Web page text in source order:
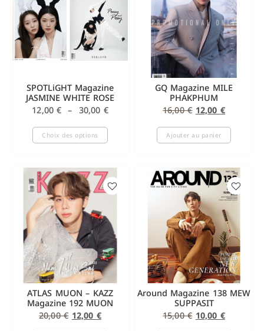
SPOTLiGHT Magazine
JASMINE WHITE ROSE
12,00€ – 30,00 €
Choix des options
GQ Magazine MILE
PHAKPHUM
16,00€ 12,00 €
Ajouter au panier
ATLAS MUON – KAZZ
Magazine 192 MUON
20,00€ 12,00 €
Around Magazine 138 MEW
SUPPASIT
15,00€ 10,00 €